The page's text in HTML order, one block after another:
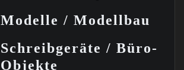
Modelle /Modellbau
Schreibgeräte /Büro-
Objekte